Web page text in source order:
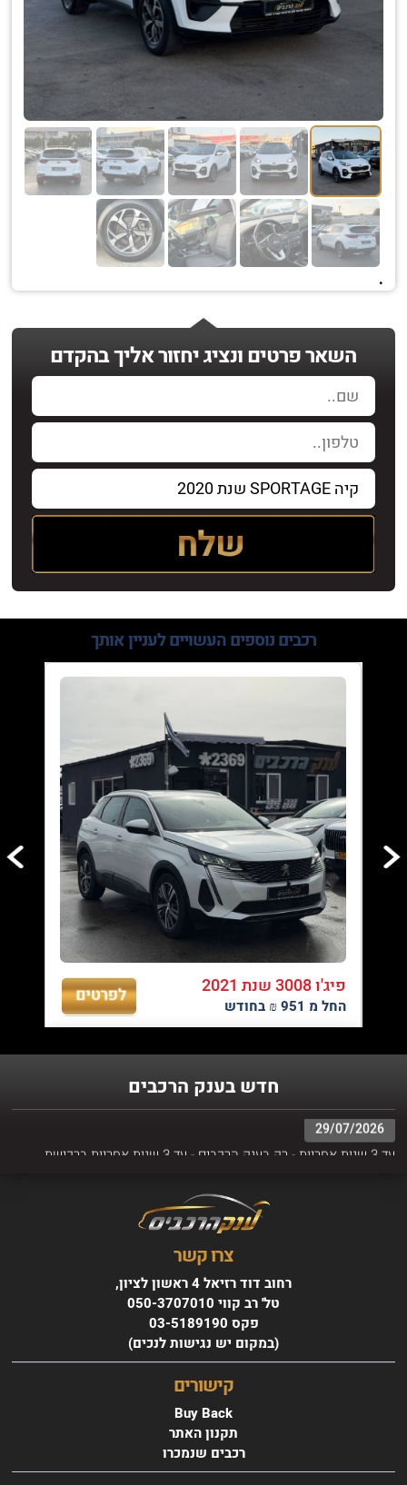
.
השאר פרטים ונציג יחזור אליך בהקדם
רכבים נוספיםהעשויים לעניין אותך
פיג'ו 3008 שנת 2021
החל מ 951 ₪ בחודש
סקודה SUPERB שנת 2022
חדש בענק הרכבים
04/08/2026
עד 100% מימון ועד 60 תשלומים - לגולשי האתר
02/08/2026
טרייד אין לכל סוגי הרכב - רכישת רכב חדש מעולם לא הייתה קלה יותר,
אנו מבצעים טרייד אין לכל סוגי הרכבים.
01/08/2026
מגוון ענק של רכבים במחירים אטרקטיבים - בצד ימין ניתן לראות את
29/07/2026
עד 3 שנות אחריות - רק בענק הרכבים - עד 3 שנות אחריות ברכישת
צרו קשר
רחוב דוד רזיאל 4 ראשון לציון,
טל' רב קווי 050-3707010
פקס 03-5189190
(במקום יש נגישות לנכים)
קישורים
Buy Back
תקנון האתר
רכבים שנמכרו